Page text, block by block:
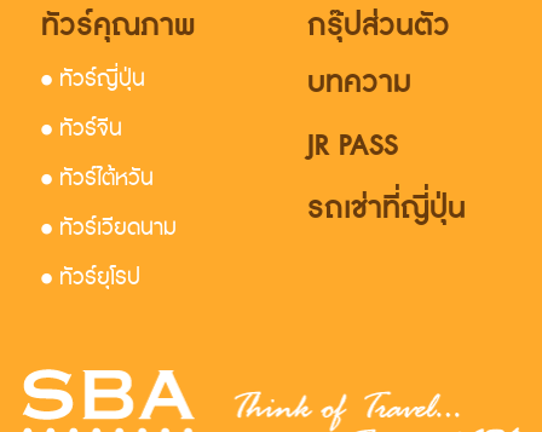
ทัวร์คุณภาพ
• ทัวร์ญี่ปุ่น
• ทัวร์จีน
• ทัวร์ไต้หวัน
• ทัวร์เวียดนาม
• ทัวร์ยุโรป
กรุ๊ปส่วนตัว
บทความ
JR PASS
รถเช่าที่ญี่ปุ่น